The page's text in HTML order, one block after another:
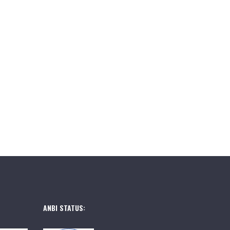
ANBI STATUS: